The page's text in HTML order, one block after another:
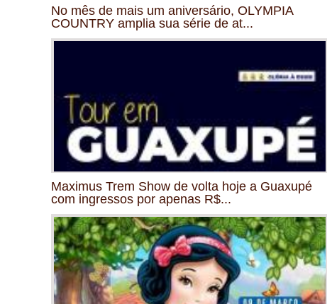
No mês de mais um aniversário, OLYMPIA
COUNTRY amplia sua série de at...
Maximus Trem Show de volta hoje a Guaxupé
com ingressos por apenas R$...